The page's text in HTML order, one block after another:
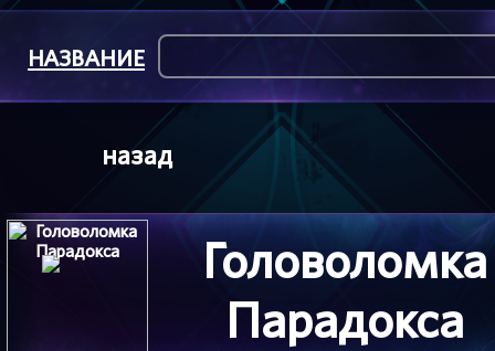
назад
НАЗВАНИЕ
Головоломка
Парадокса